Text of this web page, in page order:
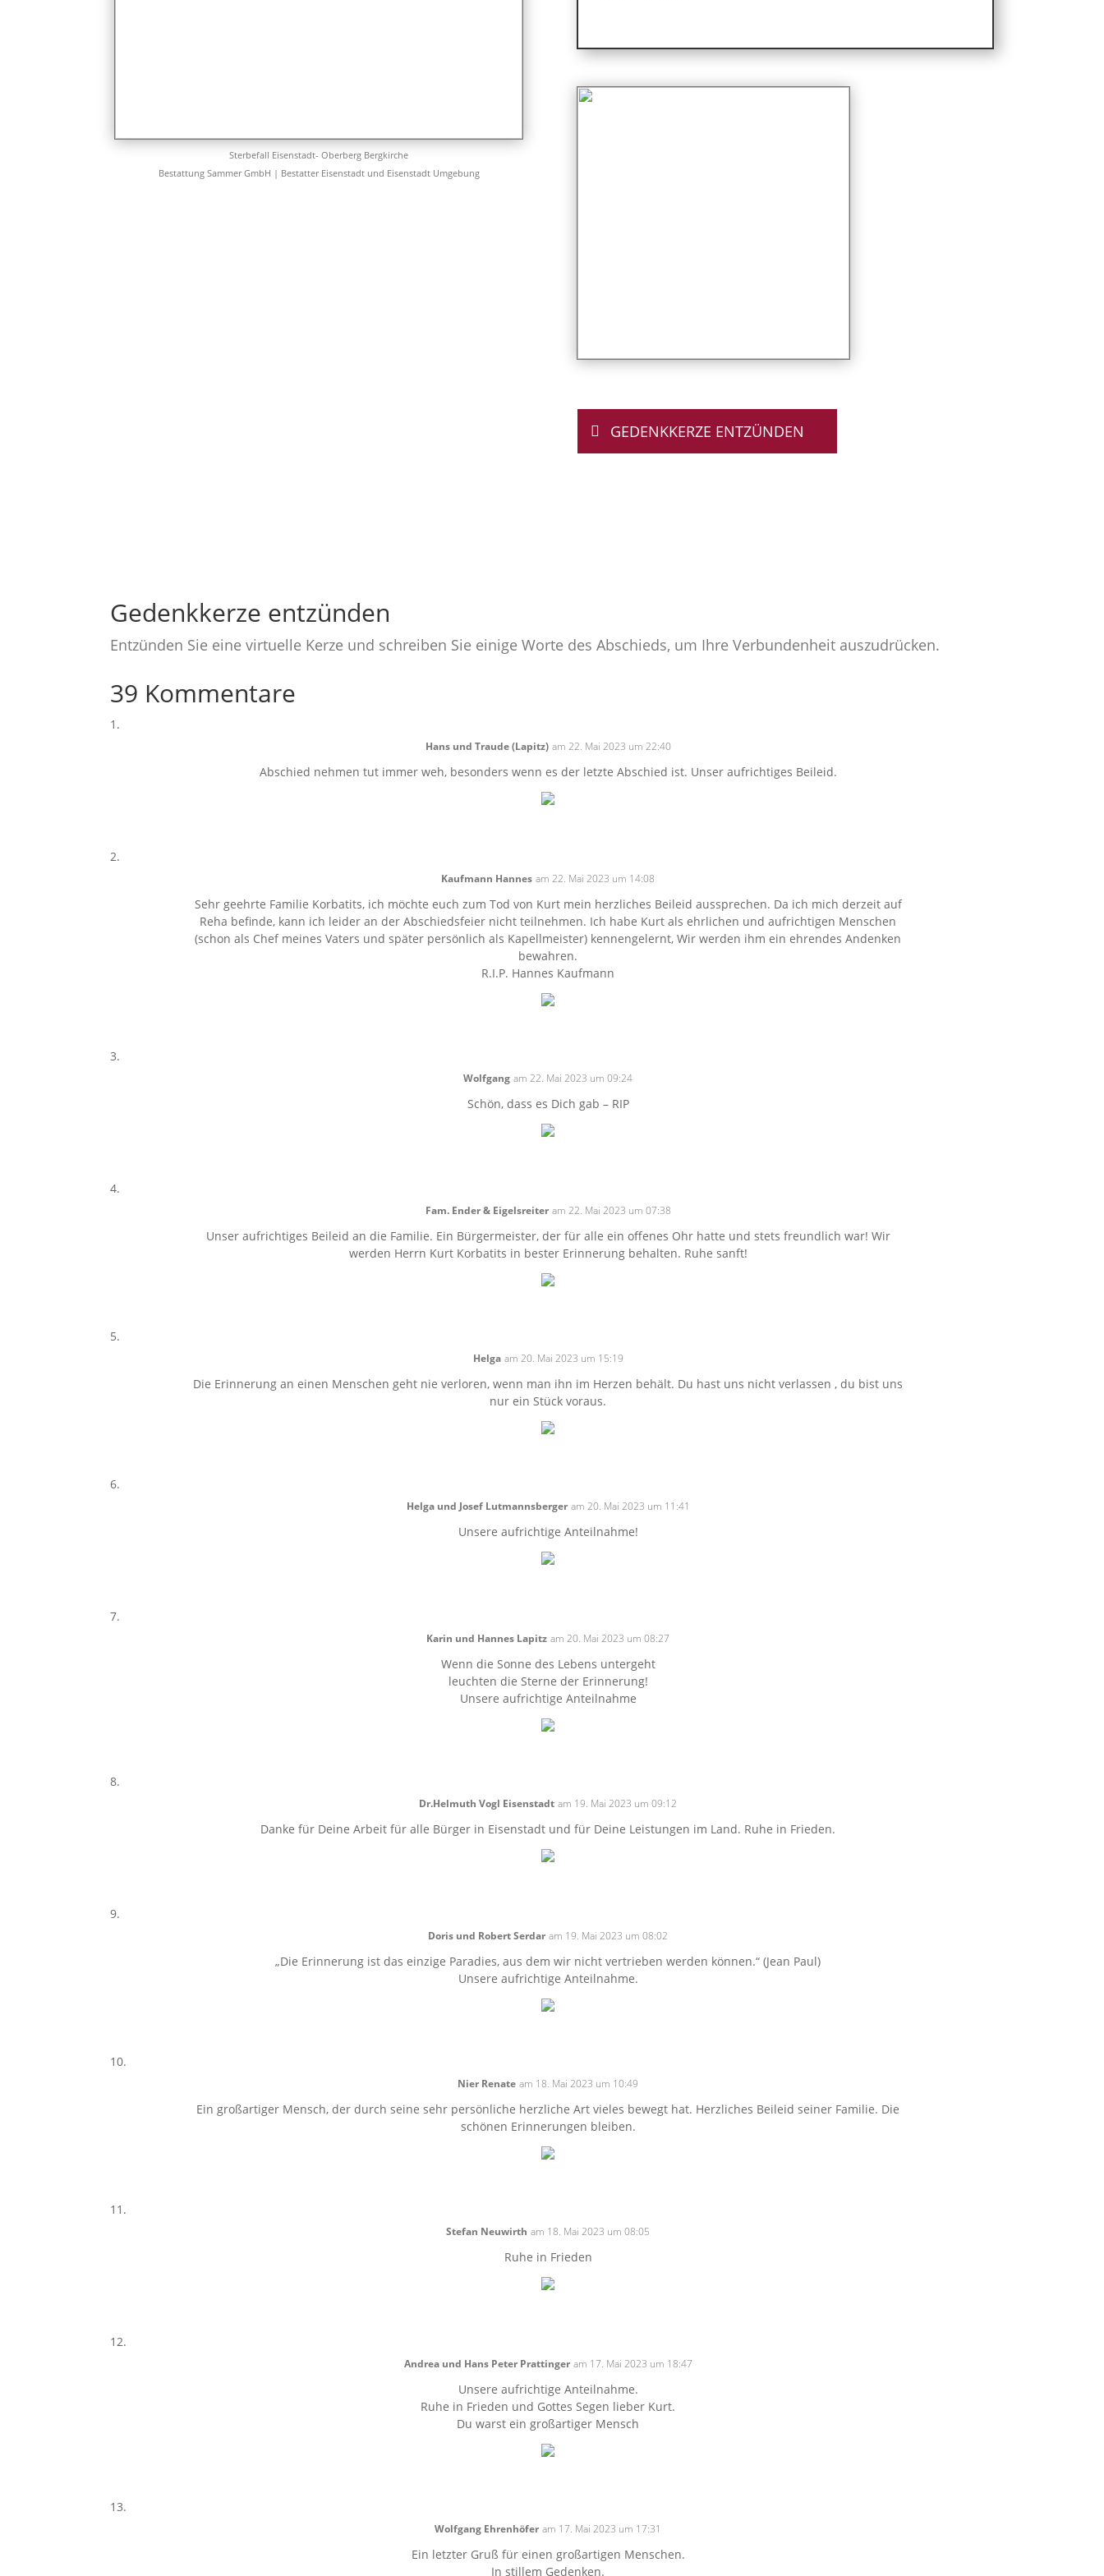
Sterbefall Eisenstadt- Oberberg Bergkirche
Bestattung Sammer GmbH | Bestatter Eisenstadt und Eisenstadt Umgebung
GEDENKKERZE ENTZÜNDEN
Gedenkkerze entzünden
Entzünden Sie eine virtuelle Kerze und schreiben Sie einige Worte des Abschieds, um Ihre Verbundenheit auszudrücken.
39 Kommentare
Hans und Traude (Lapitz) am 22. Mai 2023 um 22:40
Abschied nehmen tut immer weh, besonders wenn es der letzte Abschied ist. Unser aufrichtiges Beileid.
Kaufmann Hannes am 22. Mai 2023 um 14:08
Sehr geehrte Familie Korbatits, ich möchte euch zum Tod von Kurt mein herzliches Beileid aussprechen. Da ich mich derzeit auf
Reha befinde, kann ich leider an der Abschiedsfeier nicht teilnehmen. Ich habe Kurt als ehrlichen und aufrichtigen Menschen
(schon als Chef meines Vaters und später persönlich als Kapellmeister) kennengelernt, Wir werden ihm ein ehrendes Andenken
bewahren.
R.I.P. Hannes Kaufmann
Wolfgang am 22. Mai 2023 um 09:24
Schön, dass es Dich gab – RIP
Fam. Ender & Eigelsreiter am 22. Mai 2023 um 07:38
Unser aufrichtiges Beileid an die Familie. Ein Bürgermeister, der für alle ein offenes Ohr hatte und stets freundlich war! Wir
werden Herrn Kurt Korbatits in bester Erinnerung behalten. Ruhe sanft!
Helga am 20. Mai 2023 um 15:19
Die Erinnerung an einen Menschen geht nie verloren, wenn man ihn im Herzen behält. Du hast uns nicht verlassen , du bist uns
nur ein Stück voraus.
Helga und Josef Lutmannsberger am 20. Mai 2023 um 11:41
Unsere aufrichtige Anteilnahme!
Karin und Hannes Lapitz am 20. Mai 2023 um 08:27
Wenn die Sonne des Lebens untergeht
leuchten die Sterne der Erinnerung!
Unsere aufrichtige Anteilnahme
Dr.Helmuth Vogl Eisenstadt am 19. Mai 2023 um 09:12
Danke für Deine Arbeit für alle Bürger in Eisenstadt und für Deine Leistungen im Land. Ruhe in Frieden.
Doris und Robert Serdar am 19. Mai 2023 um 08:02
„Die Erinnerung ist das einzige Paradies, aus dem wir nicht vertrieben werden können.“ (Jean Paul)
Unsere aufrichtige Anteilnahme.
Nier Renate am 18. Mai 2023 um 10:49
Ein großartiger Mensch, der durch seine sehr persönliche herzliche Art vieles bewegt hat. Herzliches Beileid seiner Familie. Die
schönen Erinnerungen bleiben.
Stefan Neuwirth am 18. Mai 2023 um 08:05
Ruhe in Frieden
Andrea und Hans Peter Prattinger am 17. Mai 2023 um 18:47
Unsere aufrichtige Anteilnahme.
Ruhe in Frieden und Gottes Segen lieber Kurt.
Du warst ein großartiger Mensch
Wolfgang Ehrenhöfer am 17. Mai 2023 um 17:31
Ein letzter Gruß für einen großartigen Menschen.
In stillem Gedenken.